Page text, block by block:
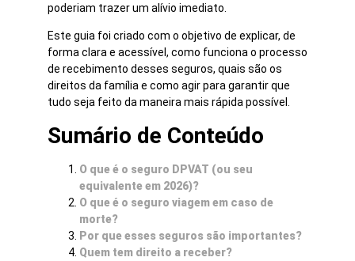
poderiam trazer um alívio imediato.
Este guia foi criado com o objetivo de explicar, de
forma clara e acessível, como funciona o processo
de recebimento desses seguros, quais são os
direitos da família e como agir para garantir que
tudo seja feito da maneira mais rápida possível.
Sumário de Conteúdo
O que é o seguro DPVAT (ou seu
equivalente em 2026)?
O que é o seguro viagem em caso de
morte?
Por que esses seguros são importantes?
Quem tem direito a receber?